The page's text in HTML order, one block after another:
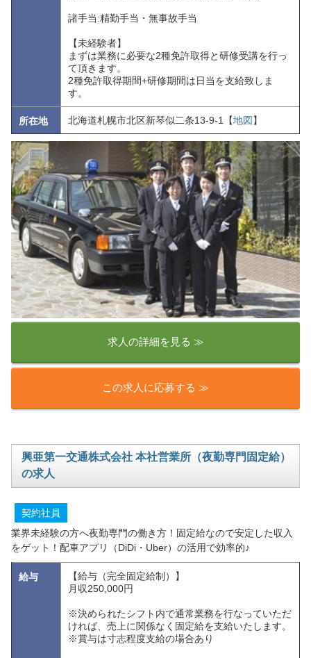
諸手当:精勤手当・無事故手当
【未経験者】
まずは業務に必要な2種免許取得と研修受講を行っ
て頂きます。
2種免許取得期間+研修期間は日当を支給致しま
す。
所在地 北海道札幌市北区新琴似二条13-9-1【地図 】
求人の詳細を見る ≫
この求人に応募する ≫
興亜第一交通株式会社 本社営業所（夜勤専門固定給）
の求人
契約社員
業界未経験の方へ夜勤専門の働き方！固定給なので安定した収入
をゲット！配車アプリ（DiDi・Uber）の活用で効率的♪
給与
【給与（完全固定給制）】
月収250,000円
※決められたシフト内で通常業務を行なっていただ
ければ、売上に関係なく固定給を支給いたします。
※賞与は寸志程度支給の場合あり